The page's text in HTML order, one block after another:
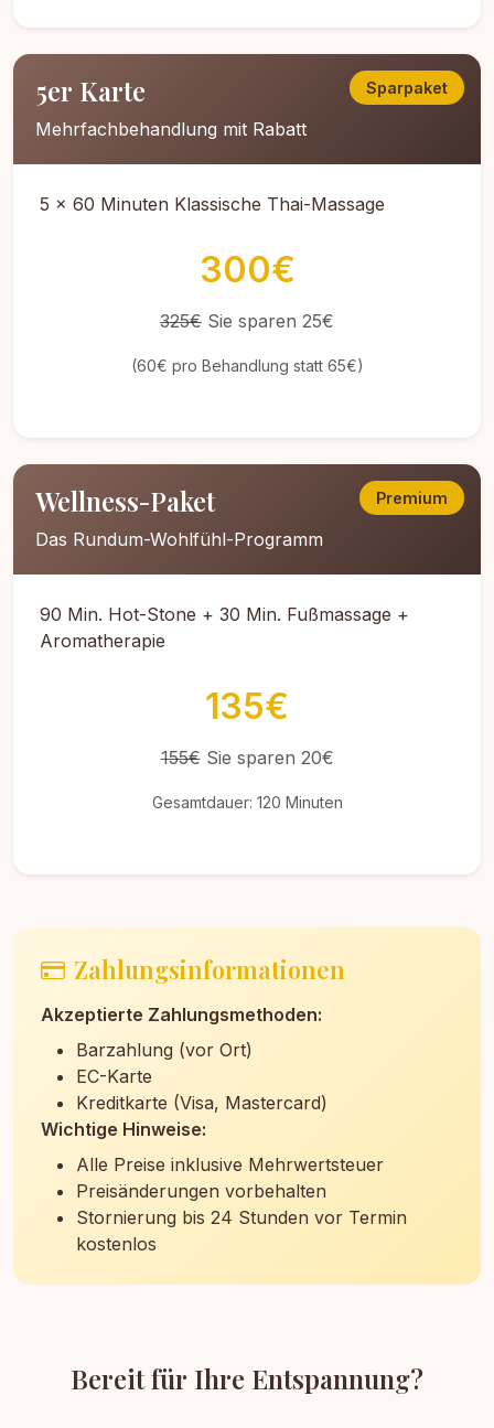
Sparpaket
5er Karte
Mehrfachbehandlung mit Rabatt
5 x 60 Minuten Klassische Thai-Massage
300€
325€ Sie sparen 25€
(60€ pro Behandlung statt 65€)
Premium
Wellness-Paket
Das Rundum-Wohlfühl-Programm
90 Min. Hot-Stone + 30 Min. Fußmassage +
Aromatherapie
135€
155€Sie sparen 20€
Gesamtdauer: 120 Minuten
Zahlungsinformationen
Akzeptierte Zahlungsmethoden:
Barzahlung (vor Ort)
EC-Karte
Kreditkarte (Visa, Mastercard)
Wichtige Hinweise:
Alle Preise inklusive Mehrwertsteuer
Preisänderungen vorbehalten
Stornierung bis 24 Stunden vor Termin
kostenlos
Bereit für Ihre Entspannung?